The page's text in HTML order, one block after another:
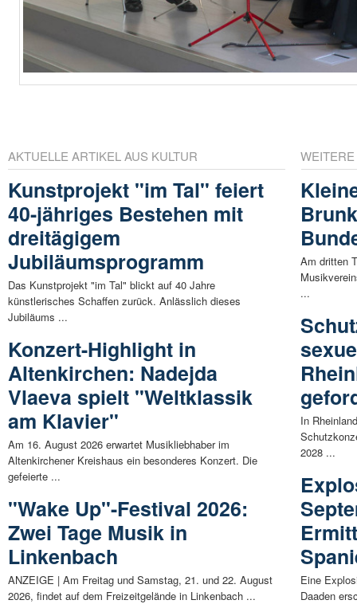
AKTUELLE ARTIKEL AUS KULTUR
Kunstprojekt "im Tal" feiert
40-jähriges Bestehen mit
dreitägigem
Jubiläumsprogramm
Das Kunstprojekt "im Tal" blickt auf 40 Jahre
künstlerisches Schaffen zurück. Anlässlich dieses
Jubiläums ...
Konzert-Highlight in
Altenkirchen: Nadejda
Vlaeva spielt "Weltklassik
am Klavier"
Am 16. August 2026 erwartet Musikliebhaber im
Altenkirchener Kreishaus ein besonderes Konzert. Die
gefeierte ...
"Wake Up"-Festival 2026:
Zwei Tage Musik in
Linkenbach
ANZEIGE | Am Freitag und Samstag, 21. und 22. August
2026, findet auf dem Freizeitgelände in Linkenbach ...
Am dritten
...
In
2028 ...
Eine
Daaden